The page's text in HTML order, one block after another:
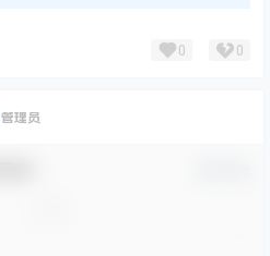
0 0
管理员